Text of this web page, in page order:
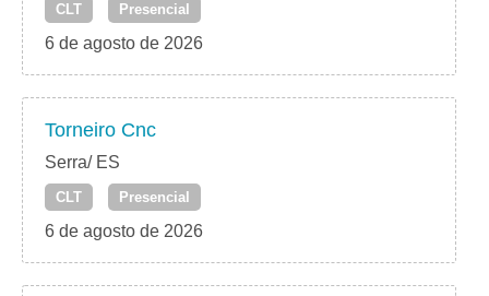
CLT Presencial
6 de agosto de 2026
Torneiro Cnc
Serra/ ES
CLT Presencial
6 de agosto de 2026